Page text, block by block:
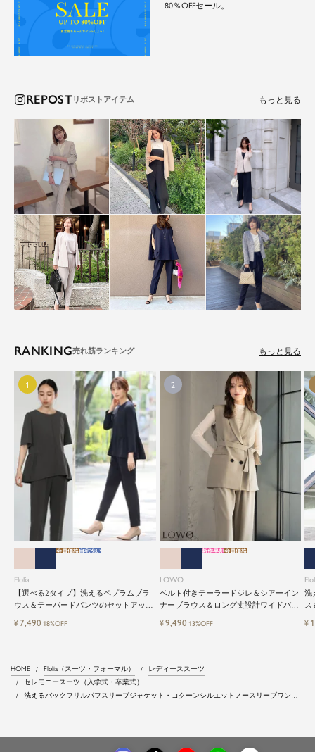
80％OFFセール。
REPOST もっと見る
RANKING もっと見る
Flolia
【選べる2タイプ】洗えるペプラムブラ
ウス＆テーパードパンツのセットアップ
会員価格自宅洗い
¥7,490 18%OFF
LOWO
ベルト付きテーラードジレ＆シアーイン
ナーブラウス＆ロング丈設計ワイドパン
新作早割会員価格
¥9,490 13%OFF
洗
ス
¥
HOME Flolia（スーツ・フォーマル）
レディーススーツ
セレモニースーツ（入学式・卒業式）
洗えるバックフリルパフスリーブジャケット・コクーンシルエットノースリーブワンピ